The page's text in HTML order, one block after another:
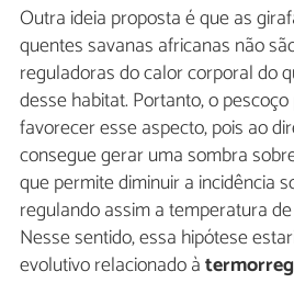
Outra ideia proposta é que as
quentes savanas africanas não
reguladoras do calor corporal do
desse habitat. Portanto, o
favorecer esse aspecto, pois ao
consegue gerar uma sombra
que permite diminuir a incidência
regulando assim a temperatura
Nesse sentido, essa hipótese
evolutivo relacionado à